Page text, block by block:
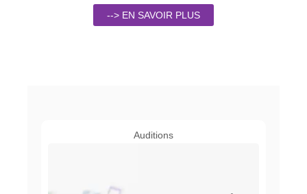
--> EN SAVOIR PLUS
Auditions